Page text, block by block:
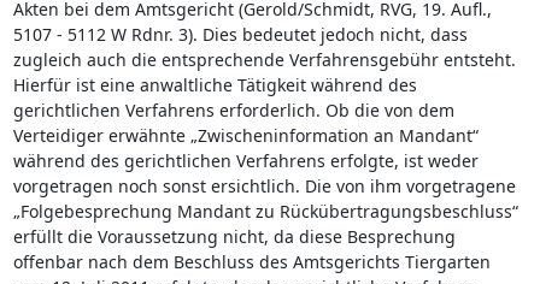
Akten bei dem Amtsgericht (Gerold/Schmidt, RVG, 19. Aufl.,
5107 - 5112 W Rdnr. 3). Dies bedeutet jedoch nicht, dass
zugleich auch die entsprechende Verfahrensgebühr entsteht.
Hierfür ist eine anwaltliche Tätigkeit während des
gerichtlichen Verfahrens erforderlich. Ob die von dem
Verteidiger erwähnte „Zwischeninformation an Mandant“
während des gerichtlichen Verfahrens erfolgte, ist weder
vorgetragen noch sonst ersichtlich. Die von ihm vorgetragene
„Folgebesprechung Mandant zu Rückübertragungsbeschluss“
erfüllt die Voraussetzung nicht, da diese Besprechung
offenbar nach dem Beschluss des Amtsgerichts Tiergarten